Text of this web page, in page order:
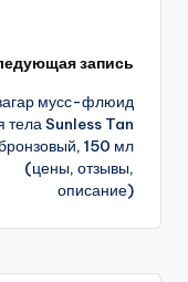
запись
мусс-флюид
тела Sunless Tan
150 мл
(цены, отзывы,
описание)